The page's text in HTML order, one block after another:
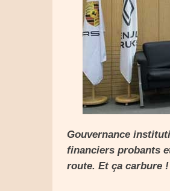
Gouvernance
financiers probants
route. Et ça carbure !